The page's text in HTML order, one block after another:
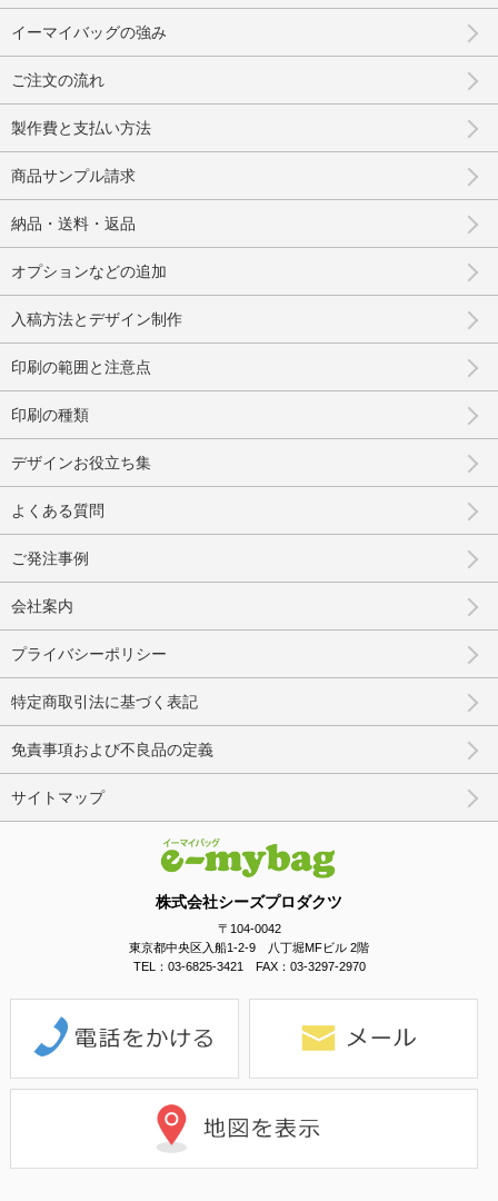
株式会社シーズプロダクツ
〒104-0042
東京都中央区入船1-2-9 八丁堀MFビル 2階
TEL：03-6825-3421 FAX：03-3297-2970
イーマイバッグの強み
ご注文の流れ
製作費と支払い方法
商品サンプル請求
納品・送料・返品
オプションなどの追加
入稿方法とデザイン制作
印刷の範囲と注意点
印刷の種類
デザインお役立ち集
よくある質問
ご発注事例
会社案内
プライバシーポリシー
特定商取引法に基づく表記
免責事項および不良品の定義
サイトマップ